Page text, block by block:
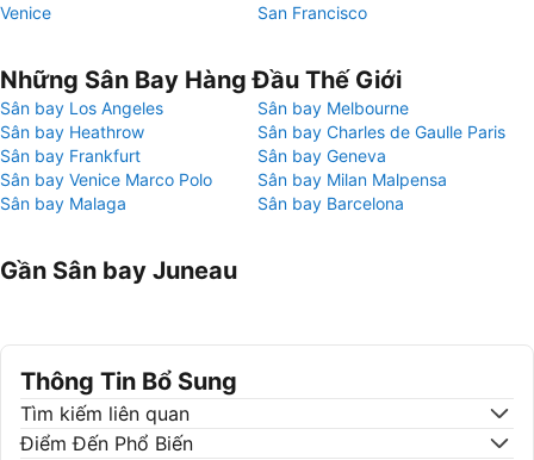
Venice
San Francisco
Những Sân Bay Hàng Đầu Thế Giới
Sân bay Los Angeles
Sân bay Melbourne
Sân bay Heathrow
Sân bay Charles de Gaulle Paris
Sân bay Frankfurt
Sân bay Geneva
Sân bay Venice Marco Polo
Sân bay Milan Malpensa
Sân bay Malaga
Sân bay Barcelona
Gần Sân bay Juneau
Thông Tin Bổ Sung
Tìm kiếm liên quan
Điểm Đến Phổ Biến